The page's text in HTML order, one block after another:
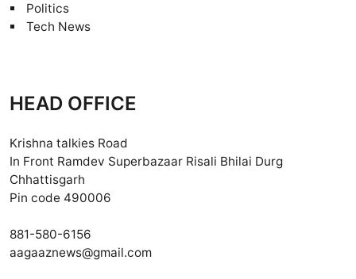
Politics
Tech News
HEAD OFFICE
Krishna talkies Road
In Front Ramdev Superbazaar Risali Bhilai Durg
Chhattisgarh
Pin code 490006
881-580-6156
aagaaznews@gmail.com